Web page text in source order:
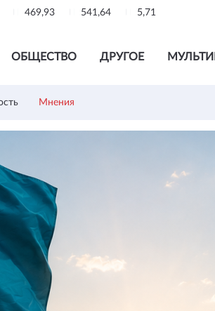
469,93 541,64 5,71
ОБЩЕСТВО ДРУГОЕ
Мнения